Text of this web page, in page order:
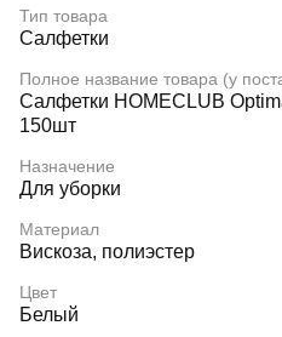
Тип товара
Салфетки
Полное название товара (у
Салфетки HOMECLUB
150шт
Назначение
Для уборки
Материал
Вискоза, полиэстер
Цвет
Белый